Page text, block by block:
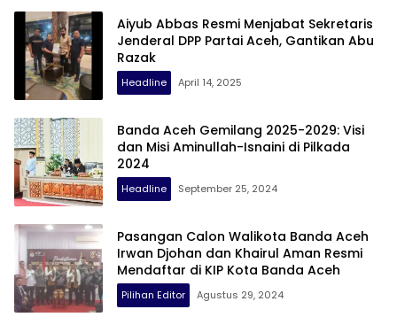
Aiyub Abbas Resmi Menjabat Sekretaris
Jenderal DPP Partai Aceh, Gantikan Abu
Razak
Headline April 14, 2025
Banda Aceh Gemilang 2025-2029: Visi
dan Misi Aminullah-Isnaini di Pilkada
2024
Headline September 25, 2024
Pasangan Calon Walikota Banda Aceh
Irwan Djohan dan Khairul Aman Resmi
Mendaftar di KIP Kota Banda Aceh
Pilihan Editor Agustus 29, 2024